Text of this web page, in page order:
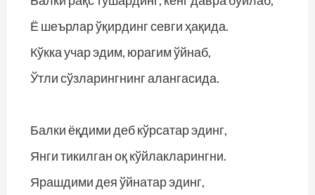
Ё шеърлар ўқирдинг севги ҳақида.
Кўкка учар эдим, юрагим ўйнаб,
Ўтли сўзларингнинг алангасида.
Балки ёқдими деб кўрсатар эдинг,
Янги тикилган оқ кўйлакларингни.
Ярашдими дея ўйнатар эдинг,